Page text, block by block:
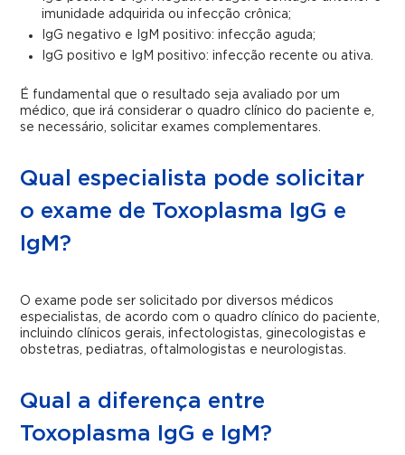
imunidade adquirida ou infecção crônica;
IgG negativo e IgM positivo: infecção aguda;
IgG positivo e IgM positivo: infecção recente ou ativa.
É fundamental que o resultado seja avaliado por um
médico, que irá considerar o quadro clínico do paciente e,
se necessário, solicitar exames complementares.
Qual especialista pode solicitar
o exame de Toxoplasma IgG e
IgM?
O exame pode ser solicitado por diversos médicos
especialistas, de acordo com o quadro clínico do paciente,
incluindo clínicos gerais, infectologistas, ginecologistas e
obstetras, pediatras, oftalmologistas e neurologistas.
Qual a diferença entre
Toxoplasma IgG e IgM?